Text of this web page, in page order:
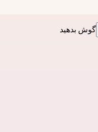
گوش بدهید